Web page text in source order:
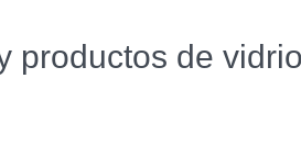
productos de vidrio